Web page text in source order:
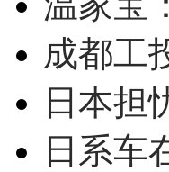
成都工
日本担
日系车